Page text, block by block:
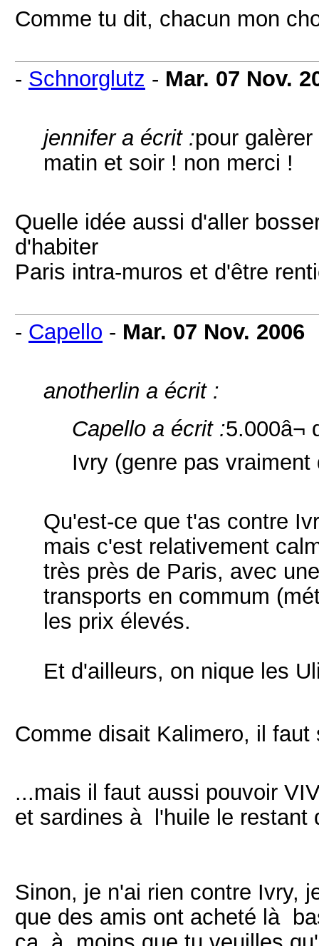
Comme tu dit, chacun mon
- Schnorglutz - Mar. 07 Nov.
jennifer a écrit :pour
matin et soir ! non merci !
Quelle idée aussi d'aller
d'habiter
Paris intra-muros et d'être
- Capello - Mar. 07 Nov. 2006
anotherlin a écrit :
Capello a écrit :
Ivry (genre pas vraiment
Qu'est-ce que t'as contre
mais c'est relativement
très près de Paris, avec
transports en commum
les prix élevés.
Et d'ailleurs, on nique les
Comme disait Kalimero, il faut
...mais il faut aussi pouvoir
et sardines à l'huile le restant
Sinon, je n'ai rien contre Ivry,
que des amis ont acheté là